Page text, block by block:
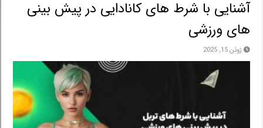
آشنایی با شرط های کانادایی در پیش بینی
های ورزشی
ژوئن 15, 2025